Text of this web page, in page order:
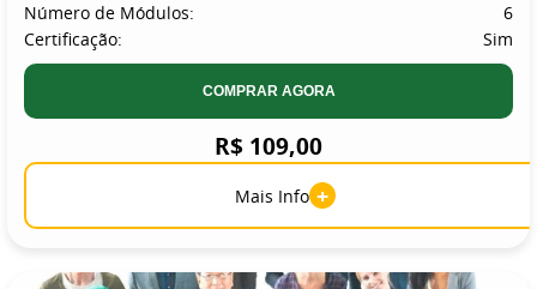
Número de Módulos:
6
Certificação:
Sim
COMPRAR AGORA
R$ 109,00
Mais Info +